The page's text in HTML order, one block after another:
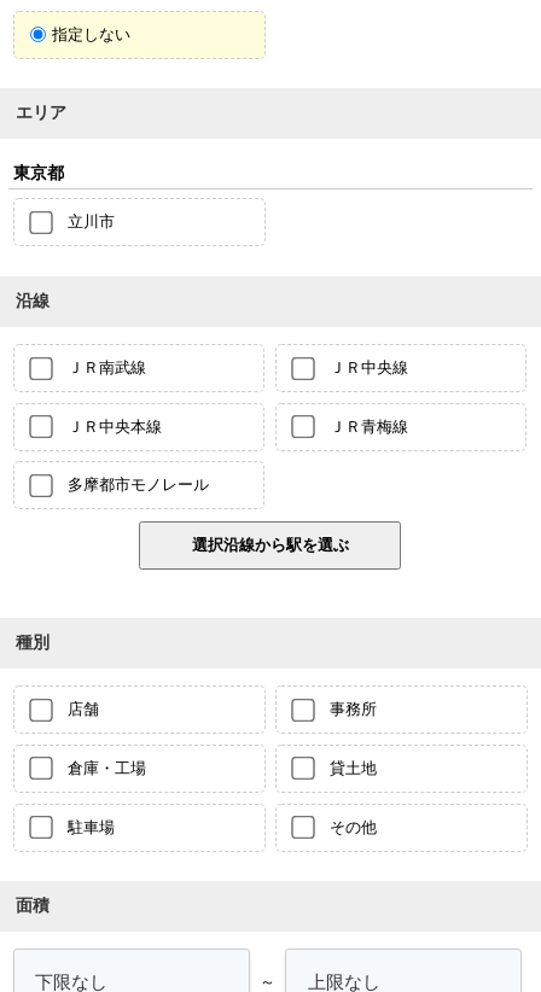
指定しない
エリア
東京都
立川市
沿線
ＪＲ南武線 ＪＲ中央線
ＪＲ中央本線 ＪＲ青梅線
多摩都市モノレール
種別
店舗 事務所
倉庫・工場 貸土地
駐車場 その他
面積
～